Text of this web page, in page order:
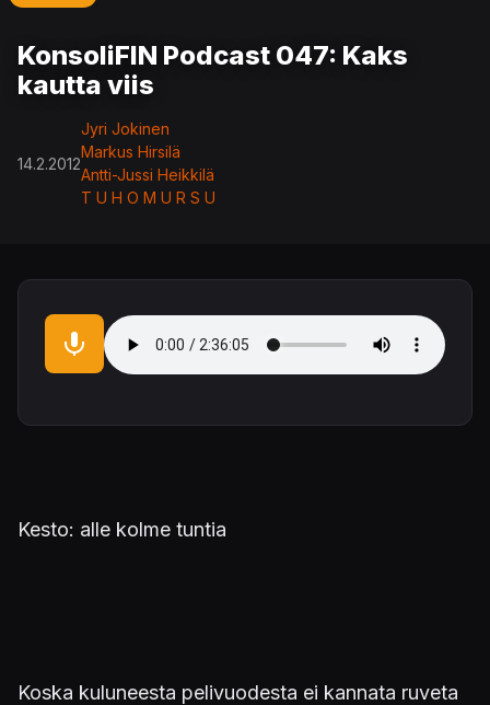
KonsoliFIN Podcast 047: Kaks
kautta viis
14.2.2012
Jyri Jokinen
Markus Hirsilä
Antti-Jussi Heikkilä
T U H O M U R S U
Audio file
Kesto: alle kolme tuntia
Koska kuluneesta pelivuodesta ei kannata ruveta